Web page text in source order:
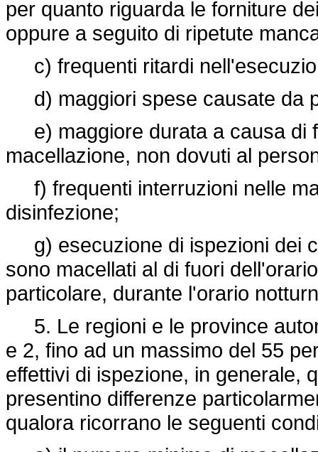
per quanto riguarda le forniture
oppure a seguito di ripetute
c) frequenti ritardi
d) maggiori spese causate da
e) maggiore durata a causa di
macellazione, non dovuti al
f) frequenti interruzioni nelle
disinfezione;
g) esecuzione di ispezioni dei
sono macellati al di fuori
particolare, durante l'orario
5. Le regioni e le province
e 2, fino ad un massimo del 55
effettivi di ispezione, in generale,
presentino differenze
qualora ricorrano le seguenti